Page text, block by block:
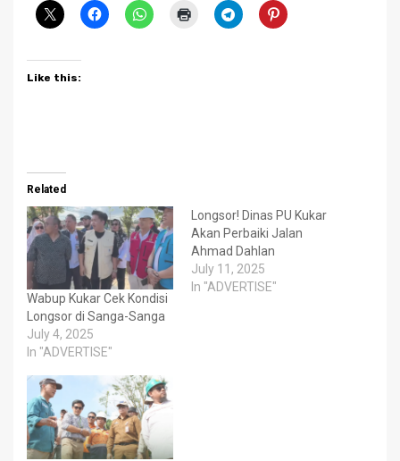
Like this:
Related
Wabup Kukar Cek Kondisi
Longsor di Sanga-Sanga
July 4, 2025
In "ADVERTISE"
Longsor! Dinas PU Kukar
Akan Perbaiki Jalan
Ahmad Dahlan
July 11, 2025
In "ADVERTISE"